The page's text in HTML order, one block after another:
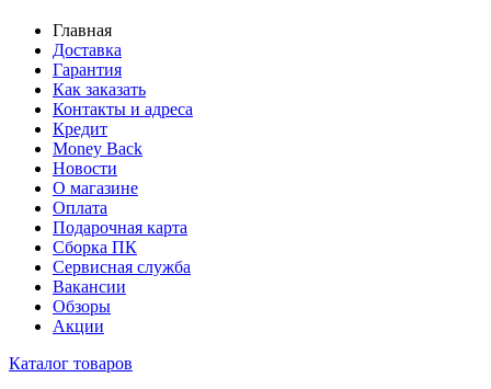
Главная
Доставка
Гарантия
Как заказать
Контакты и адреса
Кредит
Money Back
Новости
О магазине
Оплата
Подарочная карта
Сборка ПК
Сервисная служба
Вакансии
Обзоры
Акции
Каталог товаров